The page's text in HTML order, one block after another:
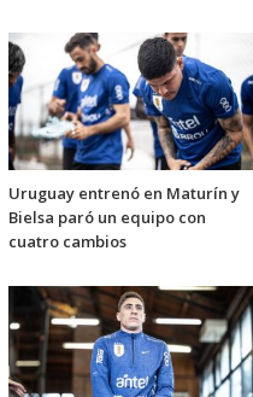
Uruguay entrenó en Maturín y
Bielsa paró un equipo con
cuatro cambios